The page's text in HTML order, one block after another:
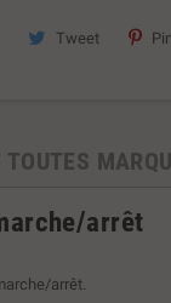
Tweet
TOUTES
arrêt
arrêt.